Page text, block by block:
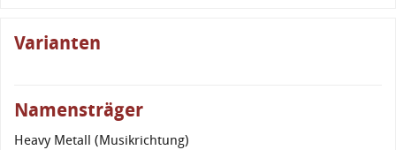
Varianten
Namensträger
Heavy Metall (Musikrichtung)